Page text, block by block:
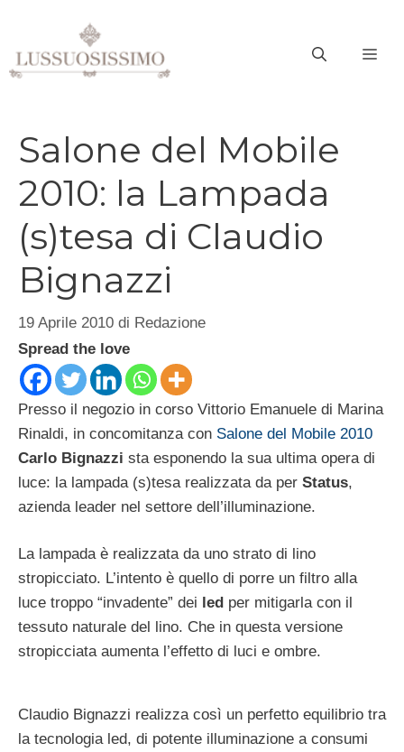
contenuto
Salone del Mobile
2010: la Lampada
(s)tesa di Claudio
Bignazzi
19 Aprile 2010 di Redazione
Spread the love
Presso il negozio in corso Vittorio Emanuele di Marina
Rinaldi, in concomitanza con Salone del Mobile 2010
Carlo Bignazzi sta esponendo la sua ultima opera di
luce: la lampada (s)tesa realizzata da per Status,
azienda leader nel settore dell’illuminazione.
La lampada è realizzata da uno strato di lino
stropicciato. L’intento è quello di porre un filtro alla
luce troppo “invadente” dei led per mitigarla con il
tessuto naturale del lino. Che in questa versione
stropicciata aumenta l’effetto di luci e ombre.
Claudio Bignazzi realizza così un perfetto equilibrio tra
la tecnologia led, di potente illuminazione a consumi